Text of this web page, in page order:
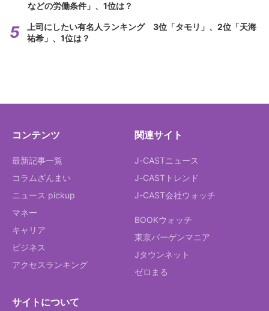
などの労働条件」、1位は？
上司にしたい有名人ランキング 3位「タモリ」、2位「天海
祐希」、1位は？
コンテンツ
最新記事一覧
コラムざんまい
ニュース pickup
マネー
キャリア
ビジネス
アクセスランキング
関連サイト
J-CASTニュース
J-CASTトレンド
J-CAST会社ウォッチ
BOOKウォッチ
東京バーゲンマニア
Jタウンネット
ゼロまる
サイトについて